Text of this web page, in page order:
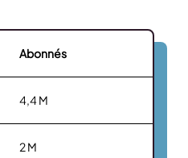
Abonnés
4,4 M
2 M